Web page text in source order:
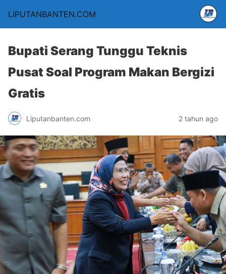
LIPUTANBANTEN.COM
Bupati Serang Tunggu Teknis
Pusat Soal Program Makan Bergizi
Gratis
Liputanbanten.com 2 tahun ago